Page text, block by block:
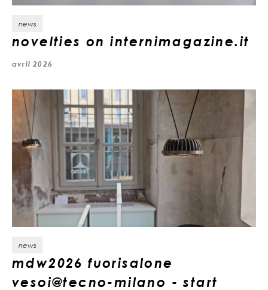
news
novelties on internimagazine.it
avril 2026
news
mdw2026 fuorisalone
vesoi@tecno-milano - start